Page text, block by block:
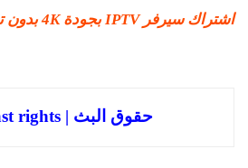
اشتراك سيرفر IPTV بجودة 4K بدون تقطيع
حقوق البث | Broadcast rights